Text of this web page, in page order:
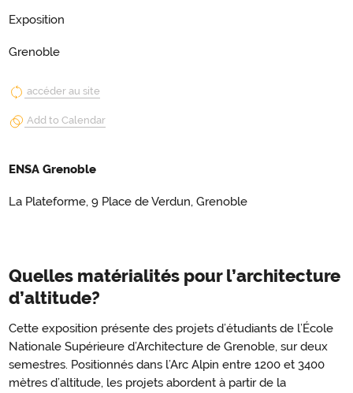
Exposition
Grenoble
accéder au site
Add to Calendar
ENSA Grenoble
La Plateforme, 9 Place de Verdun, Grenoble
Quelles matérialités pour l’architecture
d’altitude?
Cette exposition présente des projets d’étudiants de l’École
Nationale Supérieure d’Architecture de Grenoble, sur deux
semestres. Positionnés dans l’Arc Alpin entre 1200 et 3400
mètres d’altitude, les projets abordent à partir de la